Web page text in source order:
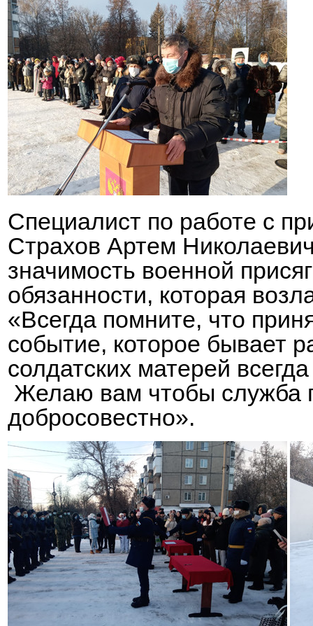
Специалист по работе с
Страхов Артем
значимость военной
обязанности, которая
«Всегда помните, что
событие, которое бывает
солдатских матерей
Желаю вам чтобы служба
добросовестно».